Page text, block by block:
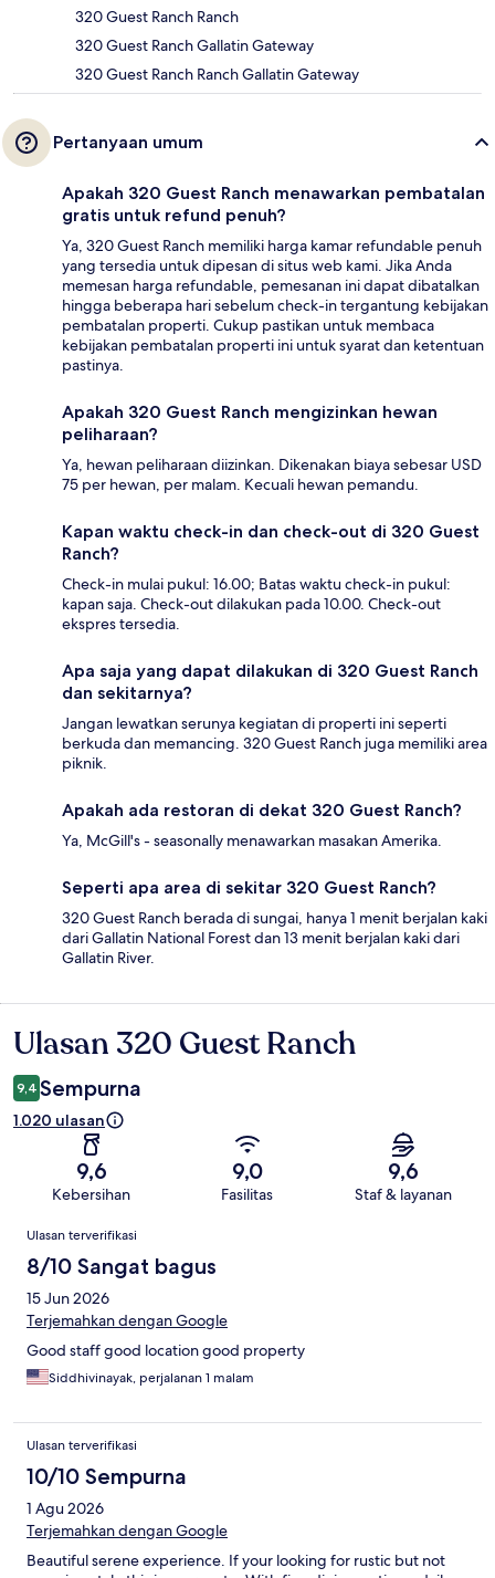
320 Guest Ranch Ranch
320 Guest Ranch Gallatin Gateway
320 Guest Ranch Ranch Gallatin Gateway
Pertanyaan umum
Apakah 320 Guest Ranch menawarkan pembatalan
gratis untuk refund penuh?
Ya, 320 Guest Ranch memiliki harga kamar refundable penuh
yang tersedia untuk dipesan di situs web kami. Jika Anda
memesan harga refundable, pemesanan ini dapat dibatalkan
hingga beberapa hari sebelum check-in tergantung kebijakan
pembatalan properti. Cukup pastikan untuk membaca
kebijakan pembatalan properti ini untuk syarat dan ketentuan
pastinya.
Apakah 320 Guest Ranch mengizinkan hewan
peliharaan?
Ya, hewan peliharaan diizinkan. Dikenakan biaya sebesar USD
75 per hewan, per malam. Kecuali hewan pemandu.
Kapan waktu check-in dan check-out di 320 Guest
Ranch?
Check-in mulai pukul: 16.00; Batas waktu check-in pukul:
kapan saja. Check-out dilakukan pada 10.00. Check-out
ekspres tersedia.
Apa saja yang dapat dilakukan di 320 Guest Ranch
dan sekitarnya?
Jangan lewatkan serunya kegiatan di properti ini seperti
berkuda dan memancing. 320 Guest Ranch juga memiliki area
piknik.
Apakah ada restoran di dekat 320 Guest Ranch?
Ya, McGill's - seasonally menawarkan masakan Amerika.
Seperti apa area di sekitar 320 Guest Ranch?
320 Guest Ranch berada di sungai, hanya 1 menit berjalan kaki
dari Gallatin National Forest dan 13 menit berjalan kaki dari
Gallatin River.
Ulasan
Ulasan 320 Guest Ranch
9,4 Sempurna
1.020 ulasan
9,6
Kebersihan
9,0
Fasilitas
9,6
Staf & layanan
Ulasan
Ulasan terverifikasi
8/10 Sangat bagus
15 Jun 2026
Terjemahkan dengan Google
Good staff good location good property
Siddhivinayak, perjalanan 1 malam
Ulasan terverifikasi
10/10 Sempurna
1 Agu 2026
Terjemahkan dengan Google
Beautiful serene experience. If your looking for rustic but not